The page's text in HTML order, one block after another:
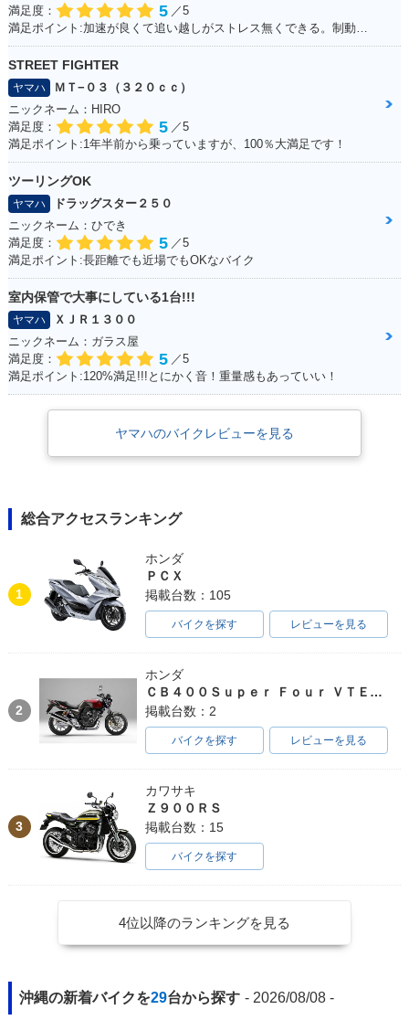
満足度：
5 ／5
STREET FIGHTER
ヤマハ
ＭＴ−０３（３２０ｃｃ）
ニックネーム：HIRO
満足度：
5 ／5
満足ポイント:1年半前から乗っていますが、100％大満足です！
ツーリングOK
ヤマハ
ドラッグスター２５０
ニックネーム：ひでき
満足度：
5 ／5
満足ポイント:長距離でも近場でもOKなバイク
室内保管で大事にしている1台!!!
ヤマハ
ＸＪＲ１３００
ニックネーム：ガラス屋
満足度：
5 ／5
満足ポイント:120%満足!!!とにかく音！重量感もあっていい！
ヤマハのバイクレビューを見る
総合アクセスランキング
1
ホンダ
ＰＣＸ
掲載台数：105
バイクを探す レビューを見る
2
ホンダ
ＣＢ４００Ｓｕｐｅｒ Ｆｏｕｒ ＶＴＥＣ ＳＰＥＣ３
掲載台数：2
バイクを探す レビューを見る
3
カワサキ
Ｚ９００ＲＳ
掲載台数：15
バイクを探す
4位以降のランキングを見る
沖縄の新着バイクを29台から探す - 2026/08/08 -